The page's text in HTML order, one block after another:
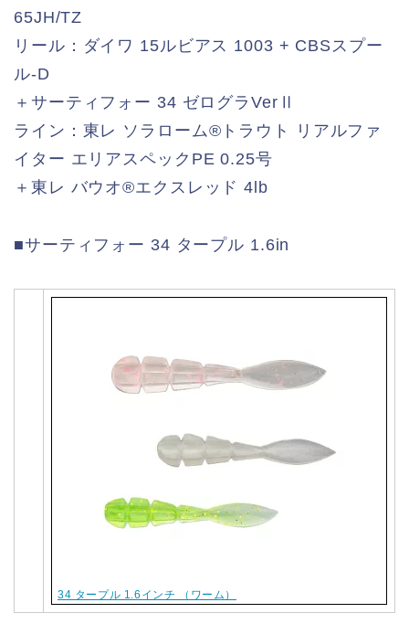
65JH/TZ
リール：ダイワ 15ルビアス 1003 + CBSスプー
ル-D
＋サーティフォー 34 ゼログラVerⅡ
ライン：東レ ソラローム®️トラウト リアルファ
イター エリアスペックPE 0.25号
＋東レ バウオ®️エクスレッド 4lb
■サーティフォー 34 タープル 1.6in
34 タープル 1.6インチ （ワーム）